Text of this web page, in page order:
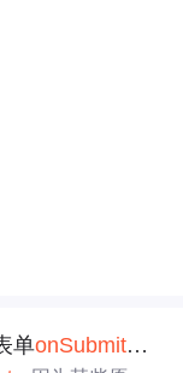
单onSubmit不能